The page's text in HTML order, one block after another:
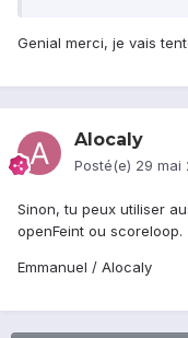
Genial merci, je vais
Alocaly
Posté(e) 29 mai
Sinon, tu peux utiliser
openFeint ou scoreloop.
Emmanuel / Alocaly